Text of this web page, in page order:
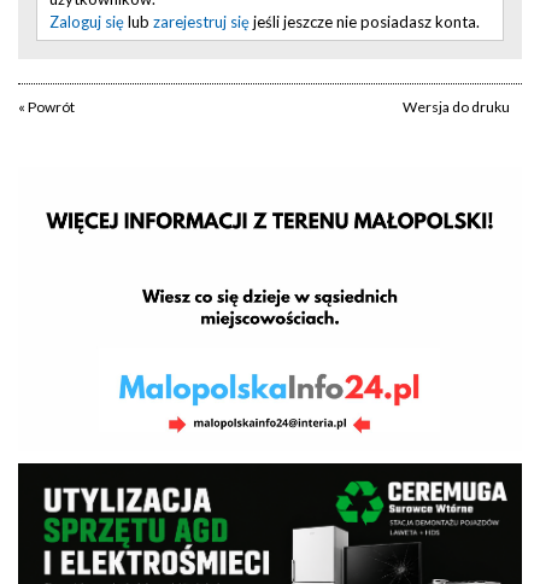
Zaloguj sięlub zarejestruj sięjeśli jeszcze nie posiadasz konta.
« Powrót Wersja do druku